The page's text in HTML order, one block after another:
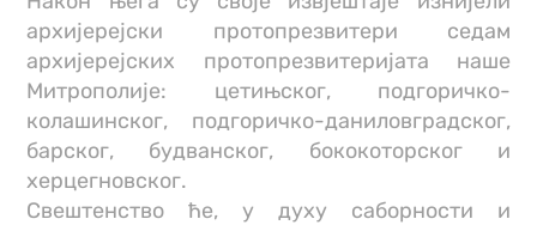
архијерејски протопрезвитери седам
архијерејских протопрезвитеријата наше
Митрополије: цетињског, подгоричко-
колашинског, подгоричко-даниловградског,
барског, будванског, бококоторског и
херцегновског.
Свештенство ће, у духу саборности и